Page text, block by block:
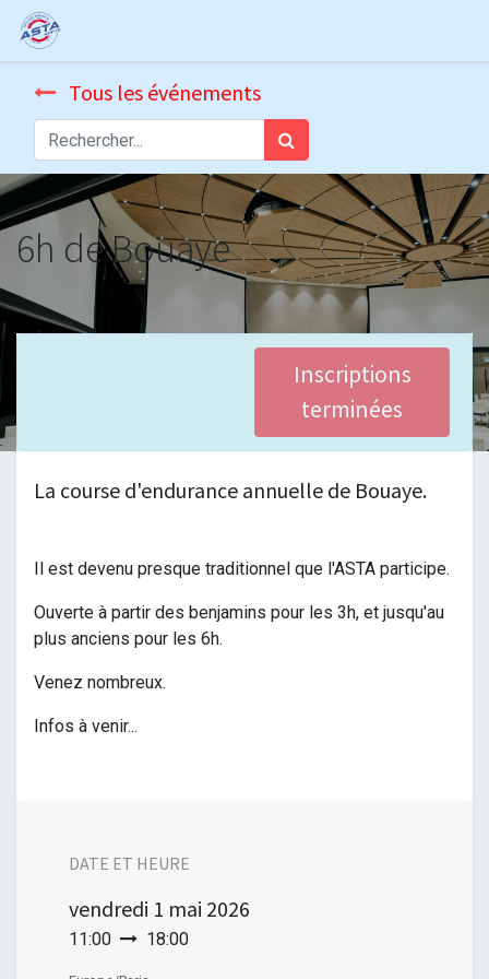
Tous les événements
6h de Bouaye
Inscriptions
terminées
La course d'endurance annuelle de Bouaye.
Il est devenu presque traditionnel que l'ASTA participe.
Ouverte à partir des benjamins pour les 3h, et jusqu'au
plus anciens pour les 6h.
Venez nombreux.
Infos à venir...
DATE ET HEURE
vendredi 1 mai 2026
11:00 18:00